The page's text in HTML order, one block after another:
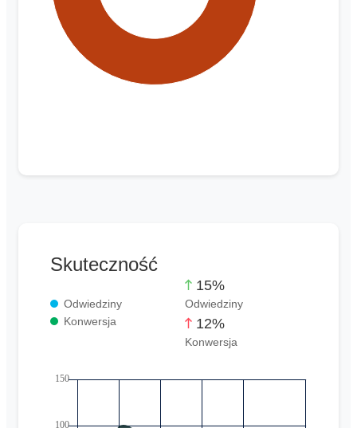
Skuteczność
Odwiedziny
Konwersja
15%
Odwiedziny
12%
Konwersja